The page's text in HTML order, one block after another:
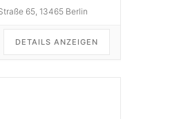
65, 13465 Berlin
DETAILS ANZEIGEN